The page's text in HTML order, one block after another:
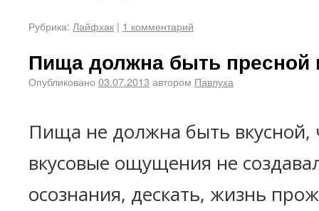
Рубрика: Лайфхак | 1 комментарий
Пища должна быть пресной
Опубликовано 03.07.2013 автором Павлуха
Пища не должна быть вкусной,
вкусовые ощущения не
осознания, дескать, жизнь